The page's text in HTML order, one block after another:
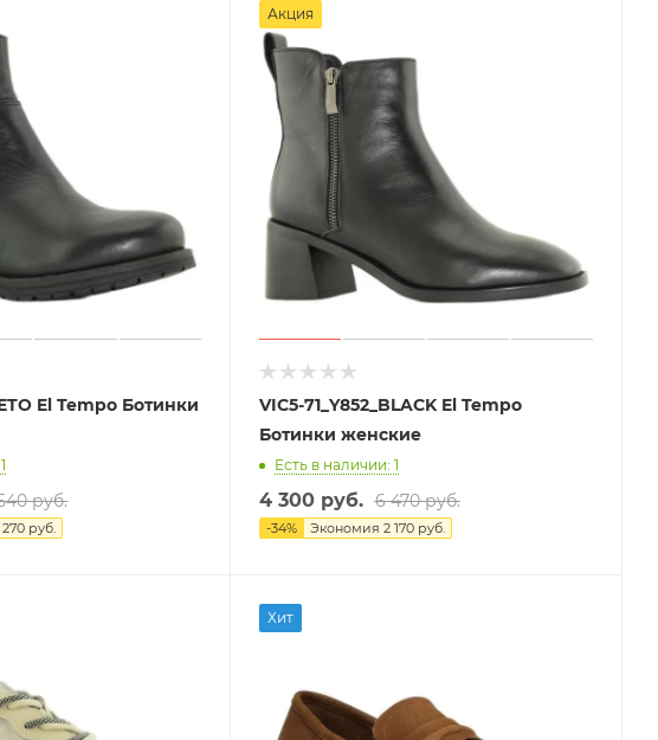
El Tempo Ботинки
руб.
руб.
Акция
VIC5-71_Y852_BLACK El Tempo
Ботинки женские
Есть в наличии: 1
4 300 руб. 6 470 руб.
-34% Экономия 2 170 руб.
Хит